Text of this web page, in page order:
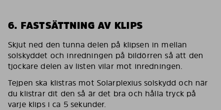
6. FASTSÄTTNING AV KLIPS
Skjut ned den tunna delen på klipsen in mellan
solskyddet och inredningen på bildörren så att den
tjockare delen av listen vilar mot inredningen.
Tejpen ska klistras mot Solarplexius solskydd och när
du klistrar dit den så är det bra och hålla tryck på
varje klips i ca 5 sekunder.